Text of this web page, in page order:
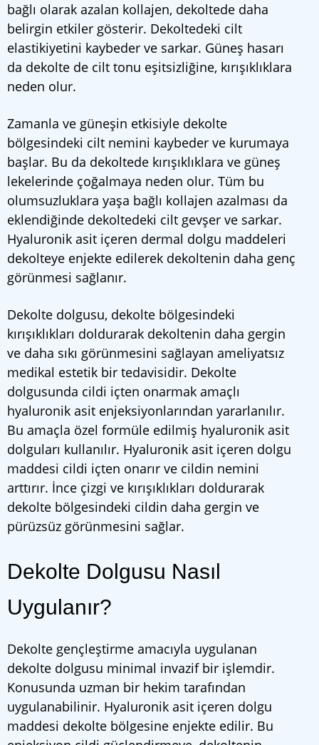
bağlı olarak azalan kollajen, dekoltede daha
belirgin etkiler gösterir. Dekoltedeki cilt
elastikiyetini kaybeder ve sarkar. Güneş hasarı
da dekolte de cilt tonu eşitsizliğine, kırışıklıklara
neden olur.
Zamanla ve güneşin etkisiyle dekolte
bölgesindeki cilt nemini kaybeder ve kurumaya
başlar. Bu da dekoltede kırışıklıklara ve güneş
lekelerinde çoğalmaya neden olur. Tüm bu
olumsuzluklara yaşa bağlı kollajen azalması da
eklendiğinde dekoltedeki cilt gevşer ve sarkar.
Hyaluronik asit içeren dermal dolgu maddeleri
dekolteye enjekte edilerek dekoltenin daha genç
görünmesi sağlanır.
Dekolte dolgusu, dekolte bölgesindeki
kırışıklıkları doldurarak dekoltenin daha gergin
ve daha sıkı görünmesini sağlayan ameliyatsız
medikal estetik bir tedavisidir. Dekolte
dolgusunda cildi içten onarmak amaçlı
hyaluronik asit enjeksiyonlarından yararlanılır.
Bu amaçla özel formüle edilmiş hyaluronik asit
dolguları kullanılır. Hyaluronik asit içeren dolgu
maddesi cildi içten onarır ve cildin nemini
arttırır. İnce çizgi ve kırışıklıkları doldurarak
dekolte bölgesindeki cildin daha gergin ve
pürüzsüz görünmesini sağlar.
Dekolte Dolgusu Nasıl
Uygulanır?
Dekolte gençleştirme amacıyla uygulanan
dekolte dolgusu minimal invazif bir işlemdir.
Konusunda uzman bir hekim tarafından
uygulanabilinir. Hyaluronik asit içeren dolgu
maddesi dekolte bölgesine enjekte edilir. Bu